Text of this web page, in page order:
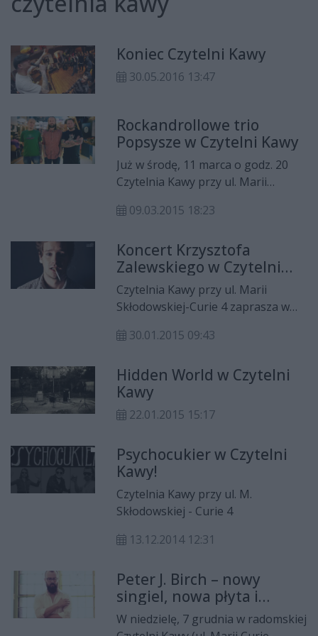
Koniec Czytelni Kawy
30.05.2016 13:47
Rockandrollowe trio
Popsysze w Czytelni Kawy
Już w środę, 11 marca o godz. 20
Czytelnia Kawy przy ul. Marii
koncert rockandrollowego trio
09.03.2015 18:23
Koncert Krzysztofa
Zalewskiego w Czytelni
Kawy
Czytelnia Kawy przy ul. Marii
Skłodowskiej-Curie 4 zaprasza w
Krzysztofa Zalewskiego. Krzysztof
kompozytor, multiinstrumentalista
- to dziś jeden z najlepszych głosów
młodego pokolenia w Polsce.
Początek koncertu o godz. 20,
30.01.2015 09:43
Hidden World w Czytelni
Kawy
22.01.2015 15:17
Psychocukier w Czytelni
Kawy!
Czytelnia Kawy przy ul. M.
Skłodowskiej - Curie 4
13.12.2014 12:31
Peter J. Birch – nowy
singiel, nowa płyta i
koncert w Czytelni Kawy
W niedzielę, 7 grudnia w radomskiej